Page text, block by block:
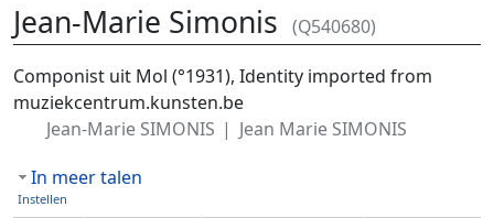
Jean-Marie Simonis (Q540680)
Ga naar:navigatie, zoeken
Componist uit Mol (°1931), Identity imported from
muziekcentrum.kunsten.be
Jean-Marie SIMONIS
Jean Marie SIMONIS
In meer talen
Instellen